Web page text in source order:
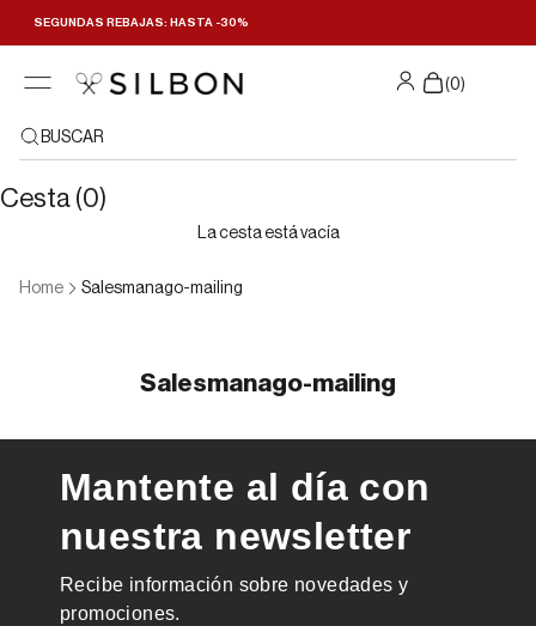
SEGUNDAS REBAJAS: HASTA -30%
(0)
BUSCAR
Cesta (0)
La cesta está vacía
Home Salesmanago-mailing
Salesmanago-mailing